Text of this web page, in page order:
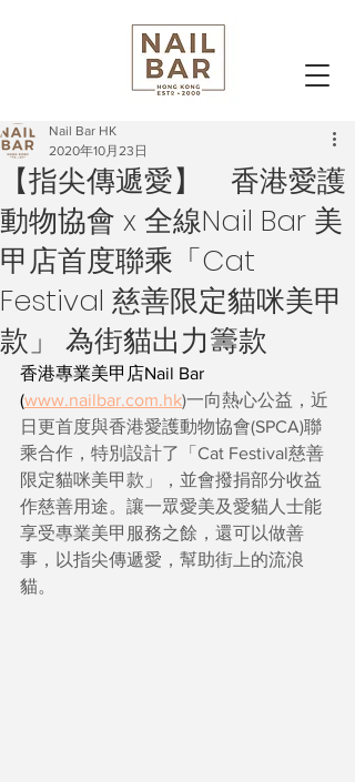
【指尖傳遞愛】 香港愛護
動物協會 x 全線Nail Bar 美
甲店首度聯乘「Cat
Festival 慈善限定貓咪美甲
款」 為街貓出力籌款
Nail Bar HK
2020年10月23日
香港專業美甲店Nail Bar
(www.nailbar.com.hk)一向熱心公益，近
日更首度與香港愛護動物協會(SPCA)聯
乘合作，特別設計了「Cat Festival慈善
限定貓咪美甲款」，並會撥捐部分收益
作慈善用途。讓一眾愛美及愛貓人士能
享受專業美甲服務之餘，還可以做善
事，以指尖傳遞愛，幫助街上的流浪
貓。